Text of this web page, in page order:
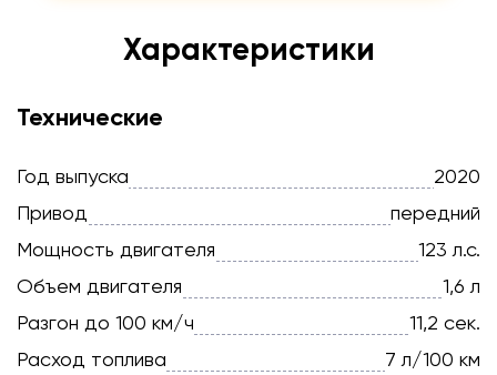
Характеристики
Технические
Год выпуска
2020
Привод
передний
Мощность двигателя
123 л.с.
Объем двигателя
1,6 л
Разгон до 100 км/ч
11,2 сек.
Расход топлива
7 л/100 км